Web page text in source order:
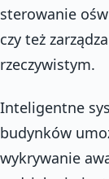
sterowanie
czy też
rzeczywistym.
Inteligentne
budynków
wykrywanie